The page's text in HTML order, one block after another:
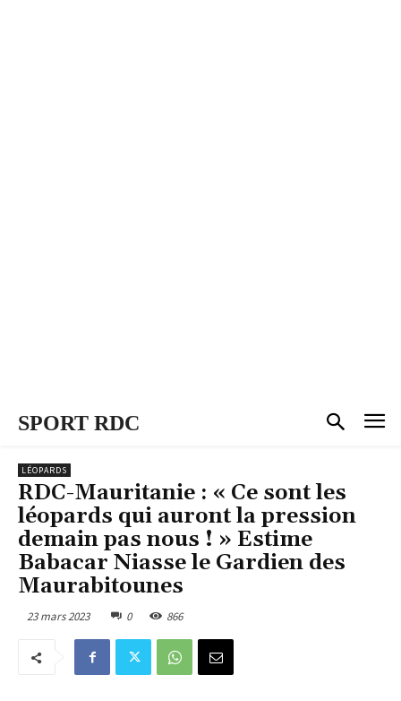
SPORT RDC
LÉOPARDS
RDC-Mauritanie : « Ce sont les
léopards qui auront la pression
demain pas nous ! » Estime
Babacar Niasse le Gardien des
Maurabitounes
23 mars 2023 0 866